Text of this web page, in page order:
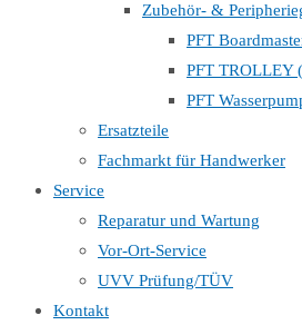
Zubehör- &
PFT
PFT TROLLEY
PFT
Ersatzteile
Fachmarkt für Handwerker
Service
Reparatur und Wartung
Vor-Ort-Service
UVV Prüfung/TÜV
Kontakt